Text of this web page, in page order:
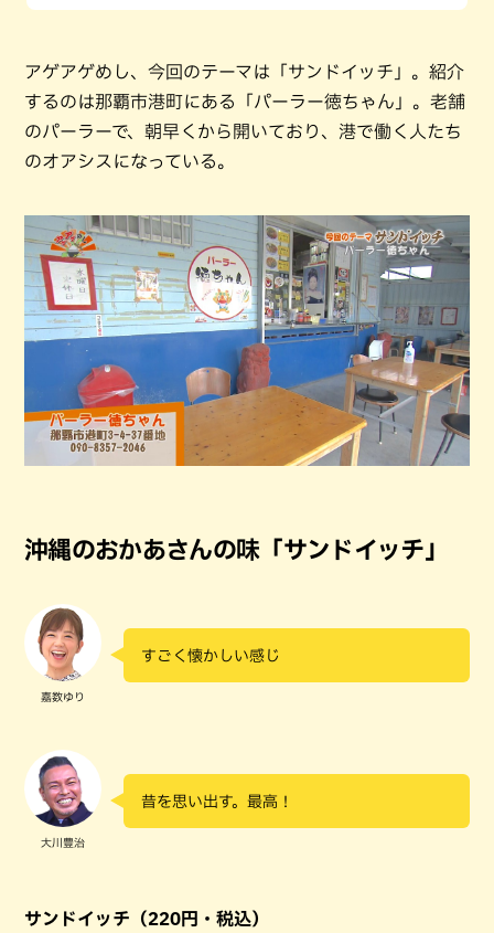
アゲアゲめし、今回のテーマは「サンドイッチ」。紹介
するのは那覇市港町にある「パーラー徳ちゃん」。老舗
のパーラーで、朝早くから開いており、港で働く人たち
のオアシスになっている。
沖縄のおかあさんの味「サンドイッチ」
嘉数ゆり
すごく懐かしい感じ
大川豊治
昔を思い出す。最高！
サンドイッチ（220円・税込）